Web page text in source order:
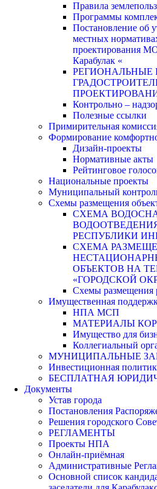
Правила
Программы
Постановление об
местных
проектирования
Карабулак «
Контрольно –
Полезные ссылки
Примирительная
Формирование
Дизайн-проекты
Нормативные акты
Рейтинговое
Национальные проекты
Муниципальный
Схемы размещения
СХЕМА
РЕСПУБЛИКИ
СХЕМА
ОБЪЕКТОВ НА
«ГОРОДСКОЙ
Схемы размещения
Имущественная
НПА МСП
МАТЕРИАЛЫ
Имущество для
Коллегиальный
МУНИЦИПАЛЬНЫЕ
Инвестиционная
БЕСПЛАТНАЯ
Документы
Устав города
Постановления
Решения городского
РЕГЛАМЕНТЫ
Проекты НПА
Онлайн-приёмная
Административные
Основной список